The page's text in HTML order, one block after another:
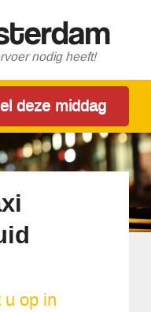
nodig heeft!
deze middag
u op in